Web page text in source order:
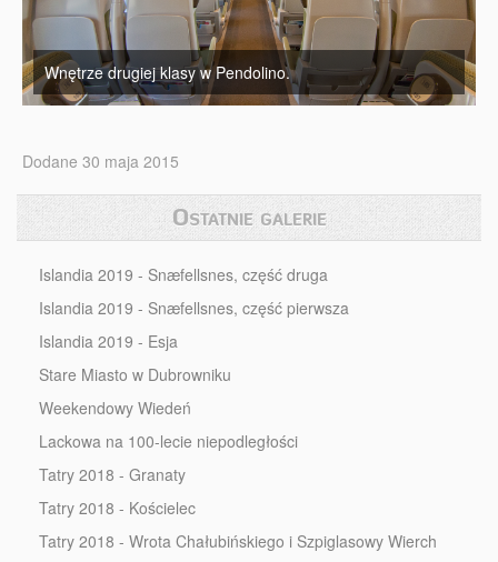
Wnętrze drugiej klasy w Pendolino.
Dodane 30 maja 2015
Ostatnie galerie
Islandia 2019 - Snæfellsnes, część druga
Islandia 2019 - Snæfellsnes, część pierwsza
Islandia 2019 - Esja
Stare Miasto w Dubrowniku
Weekendowy Wiedeń
Lackowa na 100-lecie niepodległości
Tatry 2018 - Granaty
Tatry 2018 - Kościelec
Tatry 2018 - Wrota Chałubińskiego i Szpiglasowy Wierch